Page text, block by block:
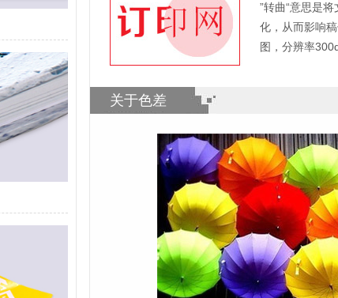
”转曲“意思是
化，从而影响
图，分辨率
关于色差